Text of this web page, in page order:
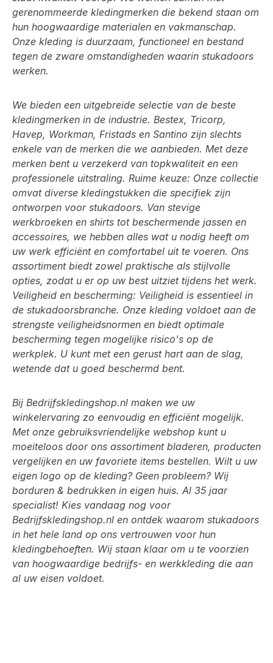
gerenommeerde kledingmerken die bekend staan om
hun hoogwaardige materialen en vakmanschap.
Onze kleding is duurzaam, functioneel en bestand
tegen de zware omstandigheden waarin stukadoors
werken.
We bieden een uitgebreide selectie van de beste
kledingmerken in de industrie. Bestex, Tricorp,
Havep, Workman, Fristads en Santino zijn slechts
enkele van de merken die we aanbieden. Met deze
merken bent u verzekerd van topkwaliteit en een
professionele uitstraling. Ruime keuze: Onze collectie
omvat diverse kledingstukken die specifiek zijn
ontworpen voor stukadoors. Van stevige
werkbroeken en shirts tot beschermende jassen en
accessoires, we hebben alles wat u nodig heeft om
uw werk efficiënt en comfortabel uit te voeren. Ons
assortiment biedt zowel praktische als stijlvolle
opties, zodat u er op uw best uitziet tijdens het werk.
Veiligheid en bescherming: Veiligheid is essentieel in
de stukadoorsbranche. Onze kleding voldoet aan de
strengste veiligheidsnormen en biedt optimale
bescherming tegen mogelijke risico's op de
werkplek. U kunt met een gerust hart aan de slag,
wetende dat u goed beschermd bent.
Bij Bedrijfskledingshop.nl maken we uw
winkelervaring zo eenvoudig en efficiënt mogelijk.
Met onze gebruiksvriendelijke webshop kunt u
moeiteloos door ons assortiment bladeren, producten
vergelijken en uw favoriete items bestellen. Wilt u uw
eigen logo op de kleding? Geen probleem? Wij
borduren & bedrukken in eigen huis. Al 35 jaar
specialist! Kies vandaag nog voor
Bedrijfskledingshop.nl en ontdek waarom stukadoors
in het hele land op ons vertrouwen voor hun
kledingbehoeften. Wij staan klaar om u te voorzien
van hoogwaardige bedrijfs- en werkkleding die aan
al uw eisen voldoet.